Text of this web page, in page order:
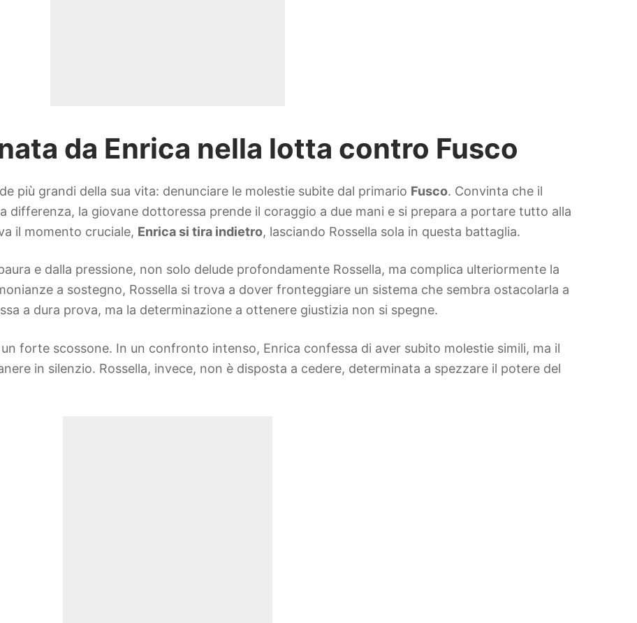
da Enrica nella lotta contro Fusco
più grandi della sua vita: denunciare le molestie subite dal primario Fusco. Convinta che il
differenza, la giovane dottoressa prende il coraggio a due mani e si prepara a portare tutto alla
il momento cruciale, Enrica si tira indietro, lasciando Rossella sola in questa battaglia.
e dalla pressione, non solo delude profondamente Rossella, ma complica ulteriormente la
a sostegno, Rossella si trova a dover fronteggiare un sistema che sembra ostacolarla a
a dura prova, ma la determinazione a ottenere giustizia non si spegne.
forte scossone. In un confronto intenso, Enrica confessa di aver subito molestie simili, ma il
in silenzio. Rossella, invece, non è disposta a cedere, determinata a spezzare il potere del